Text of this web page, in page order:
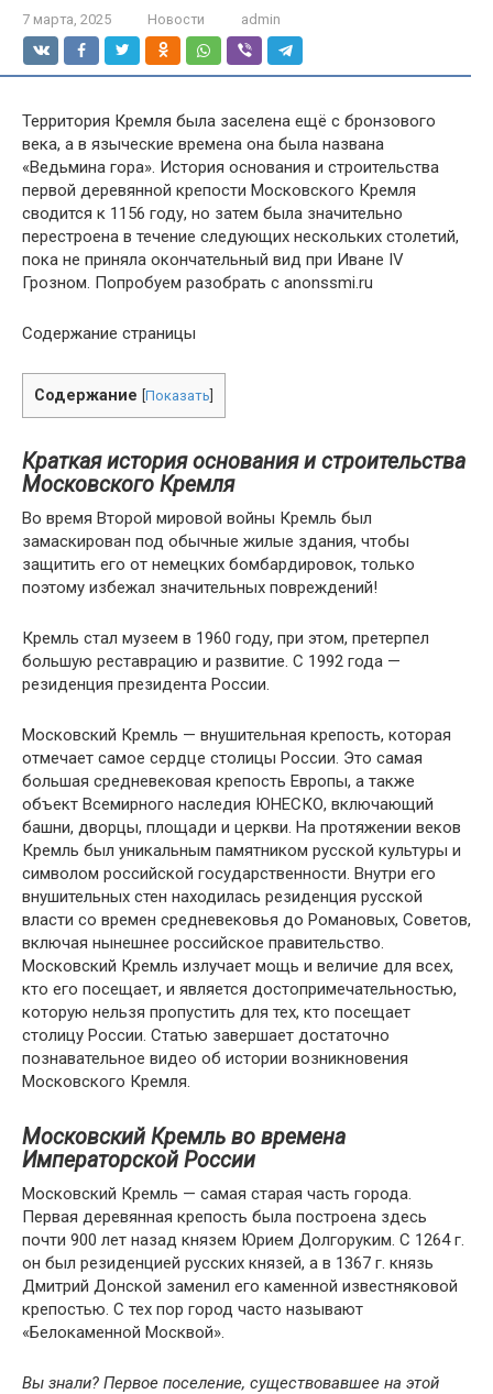
7 марта, 2025 Новости admin
Территория Кремля была заселена ещё с бронзового
века, а в языческие времена она была названа
«Ведьмина гора». История основания и строительства
первой деревянной крепости Московского Кремля
сводится к 1156 году, но затем была значительно
перестроена в течение следующих нескольких столетий,
пока не приняла окончательный вид при Иване IV
Грозном. Попробуем разобрать с anonssmi.ru
Содержание страницы
Содержание Показать
Краткая история основания и строительства
Московского Кремля
Во время Второй мировой войны Кремль был
замаскирован под обычные жилые здания, чтобы
защитить его от немецких бомбардировок, только
поэтому избежал значительных повреждений!
Кремль стал музеем в 1960 году, при этом, претерпел
большую реставрацию и развитие. С 1992 года —
резиденция президента России.
Московский Кремль — внушительная крепость, которая
отмечает самое сердце столицы России. Это самая
большая средневековая крепость Европы, а также
объект Всемирного наследия ЮНЕСКО, включающий
башни, дворцы, площади и церкви. На протяжении веков
Кремль был уникальным памятником русской культуры и
символом российской государственности. Внутри его
внушительных стен находилась резиденция русской
власти со времен средневековья до Романовых, Советов,
включая нынешнее российское правительство.
Московский Кремль излучает мощь и величие для всех,
кто его посещает, и является достопримечательностью,
которую нельзя пропустить для тех, кто посещает
столицу России. Статью завершает достаточно
познавательное видео об истории возникновения
Московского Кремля.
Московский Кремль во времена
Императорской России
Московский Кремль — самая старая часть города.
Первая деревянная крепость была построена здесь
почти 900 лет назад князем Юрием Долгоруким. С 1264 г.
он был резиденцией русских князей, а в 1367 г. князь
Дмитрий Донской заменил его каменной известняковой
крепостью. С тех пор город часто называют
«Белокаменной Москвой».
Вы знали? Первое поселение, существовавшее на этой